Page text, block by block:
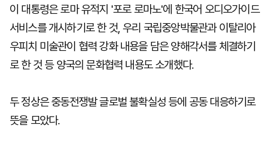
이 대통령은 로마 유적지 '포로 로마노'에 한국어 오디오가이드
서비스를 개시하기로 한 것, 우리 국립중앙박물관과 이탈리아
우피치 미술관이 협력 강화 내용을 담은 양해각서를 체결하기
로 한 것 등 양국의 문화협력 내용도 소개했다.
두 정상은 중동전쟁발 글로벌 불확실성 등에 공동 대응하기로
뜻을 모았다.